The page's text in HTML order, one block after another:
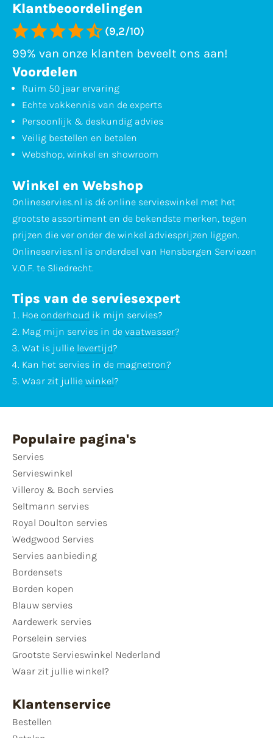
Klantbeoordelingen
(9,2/10)
99% van onze klanten beveelt ons aan!
Voordelen
Ruim 50 jaar ervaring
Echte vakkennis van de experts
Persoonlijk & deskundig advies
Veilig bestellen en betalen
Webshop, winkel en showroom
Winkel en Webshop
Onlineservies.nl is dé online servieswinkel met het
grootste assortiment en de bekendste merken, tegen
prijzen die ver onder de winkel adviesprijzen liggen.
Onlineservies.nl is onderdeel van Hensbergen Serviezen
V.O.F. te Sliedrecht.
Tips van de serviesexpert
Hoe onderhoud ik mijn servies?
Mag mijn servies in de vaatwasser?
Wat is jullie levertijd?
Kan het servies in de magnetron?
Waar zit jullie winkel?
Populaire pagina's
Servies
Servieswinkel
Villeroy & Boch servies
Seltmann servies
Royal Doulton servies
Wedgwood Servies
Servies aanbieding
Bordensets
Borden kopen
Blauw servies
Aardewerk servies
Porselein servies
Grootste Servieswinkel Nederland
Waar zit jullie winkel?
Klantenservice
Bestellen